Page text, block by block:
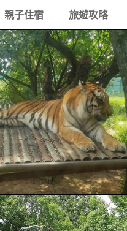
親子住宿 旅遊攻略